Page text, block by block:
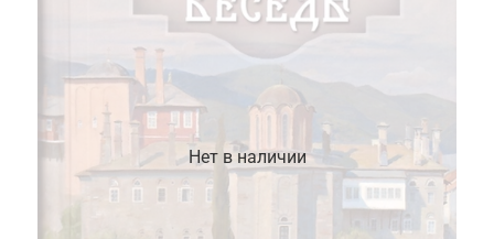
Нет в наличии